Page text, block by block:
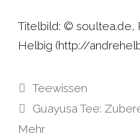
Titelbild: © soultea.de,
Helbig (http://
Kategorien
Teewissen
Guayusa Tee:
Mehr